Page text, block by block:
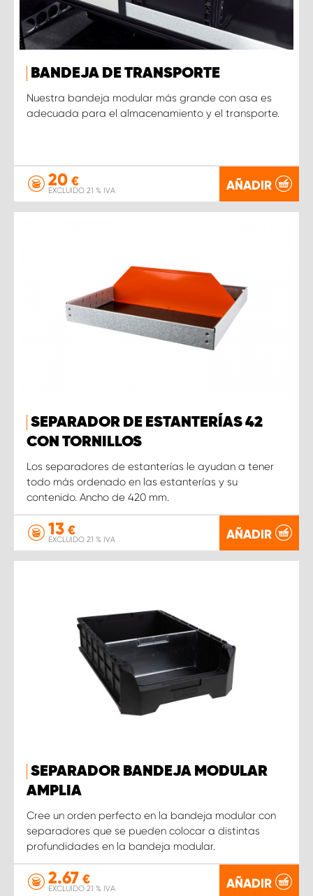
BANDEJA DE TRANSPORTE
Nuestra bandeja modular más grande con asa es
adecuada para el almacenamiento y el transporte.
20 €
EXCLUIDO 21 % IVA AÑADIR
SEPARADOR DE ESTANTERÍAS 42
CON TORNILLOS
Los separadores de estanterías le ayudan a tener
todo más ordenado en las estanterías y su
contenido. Ancho de 420 mm.
13 €
EXCLUIDO 21 % IVA AÑADIR
SEPARADOR BANDEJA MODULAR
AMPLIA
Cree un orden perfecto en la bandeja modular con
separadores que se pueden colocar a distintas
profundidades en la bandeja modular.
2.67 €
EXCLUIDO 21 % IVA AÑADIR